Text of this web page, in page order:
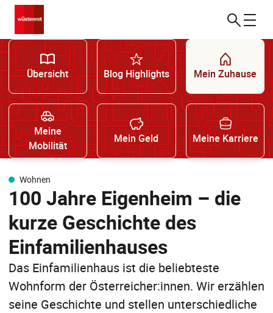
Übersicht Blog Highlights Mein Zuhause
Meine
Mobilität
Mein Geld Meine Karriere
Wohnen
100 Jahre Eigenheim – die
kurze Geschichte des
Einfamilienhauses
Das Einfamilienhaus ist die beliebteste
Wohnform der Österreicher:innen. Wir erzählen
seine Geschichte und stellen unterschiedliche